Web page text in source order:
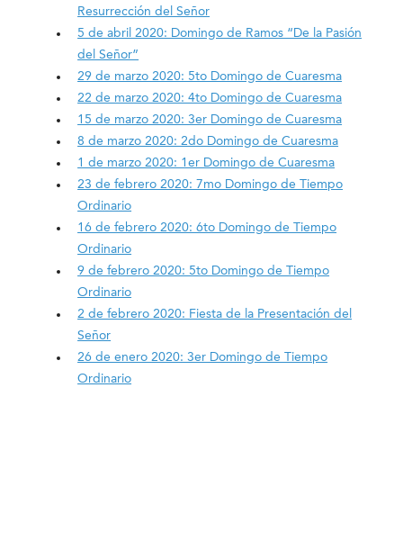
Resurrección del Señor
5 de abril 2020: Domingo de Ramos “De la Pasión
del Señor”
29 de marzo 2020: 5to Domingo de Cuaresma
22 de marzo 2020: 4to Domingo de Cuaresma
15 de marzo 2020: 3er Domingo de Cuaresma
8 de marzo 2020: 2do Domingo de Cuaresma
1 de marzo 2020: 1er Domingo de Cuaresma
23 de febrero 2020: 7mo Domingo de Tiempo
Ordinario
16 de febrero 2020: 6to Domingo de Tiempo
Ordinario
9 de febrero 2020: 5to Domingo de Tiempo
Ordinario
2 de febrero 2020: Fiesta de la Presentación del
Señor
26 de enero 2020: 3er Domingo de Tiempo
Ordinario